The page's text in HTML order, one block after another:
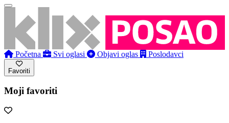
Početna Svi oglasi Objavi oglas Poslodavci
Favoriti
Moji favoriti